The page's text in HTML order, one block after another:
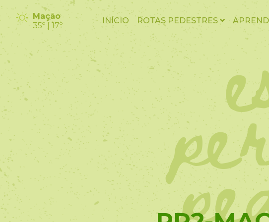
Mação
35º | 17º
INÍCIO ROTAS PEDESTRES